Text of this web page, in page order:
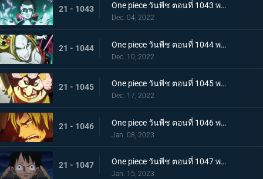
21 - 1043 One piece วันพีช ตอนที่ 1043 พากย์ไทย สะบั้นฝันร้าย บรู๊คดึงดาบน้ำแข็งออกจากฝัก
Dec. 04, 2022
21 - 1044 One piece วันพีช ตอนที่ 1044 พากย์ไทย คลัตช์ โรบินสวมอวตารปีศาจ
Dec. 10, 2022
21 - 1045 One piece วันพีช ตอนที่ 1045 พากย์ไทย คำสาป ภัยร้ายคืบคลานหาคิดกับโซโล
Dec. 17, 2022
21 - 1046 One piece วันพีช ตอนที่ 1046 พากย์ไทย เดิมพันใหญ่จะหัวหรือก้อย ปีกคู่ออกโรง
Jan. 08, 2023
21 - 1047 One piece วันพีช ตอนที่ 1047 พากย์ไทย จงปีนขึ้นไปสู้รุ่งอรุณ! มังกรสีชมพูอาละวาด
Jan. 15, 2023